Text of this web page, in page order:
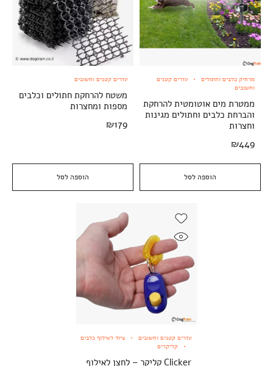
הוספה לסל
מרחיק כלבים וחתולים
עזרים קטנים
וחשובים
ממטרת מים אוטומטית להרחקת
והברחת כלבים וחתולים מגינות
וחצרות
₪449
הוספה לסל
עזרים קטנים וחשובים
משטח להרחקת חתולים וכלבים
מספות ומחצרות
₪179
עזרים קטנים וחשובים
ציוד לאילוף כלבים
קליקרים
Clicker קליקר – לחצן לאילוף